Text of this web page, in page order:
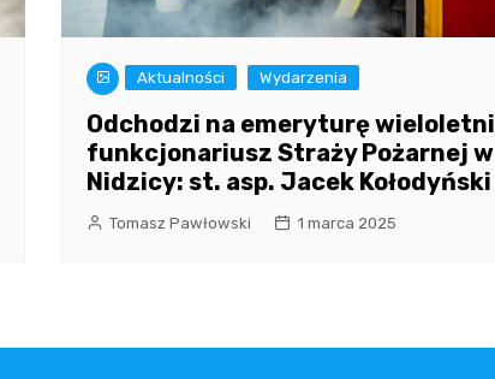
Aktualności Wydarzenia
Odchodzi na emeryturę wieloletni
funkcjonariusz Straży Pożarnej w
Nidzicy: st. asp. Jacek Kołodyński
Tomasz Pawłowski 1 marca 2025